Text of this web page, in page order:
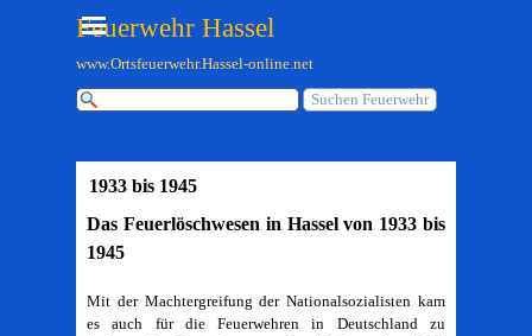
Feuerwehr Hassel
Menü überspringen
Suchen Feuerwehr
www.Ortsfeuerwehr.Hassel-online.net
1933 bis 1945
Das Feuerlöschwesen in Hassel von 1933 bis
1945
Mit der Machtergreifung der Nationalsozialisten kam
es auch für die Feuerwehren in Deutschland zu